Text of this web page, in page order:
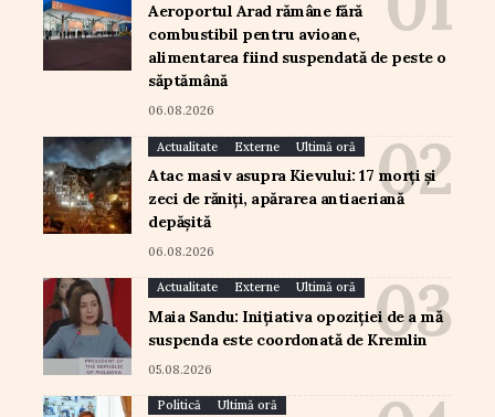
Aeroportul Arad rămâne fără
combustibil pentru avioane,
alimentarea fiind suspendată de peste o
săptămână
06.08.2026
Actualitate Externe Ultimă oră
Atac masiv asupra Kievului: 17 morți și
zeci de răniți, apărarea antiaeriană
depășită
06.08.2026
Actualitate Externe Ultimă oră
Maia Sandu: Inițiativa opoziției de a mă
suspenda este coordonată de Kremlin
05.08.2026
Politică Ultimă oră